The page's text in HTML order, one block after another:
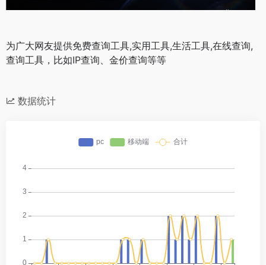
为广大网友提供免费查询工具,实用工具,生活工具,在线查询,
查询工具，比如IP查询、金价查询等等
数据统计